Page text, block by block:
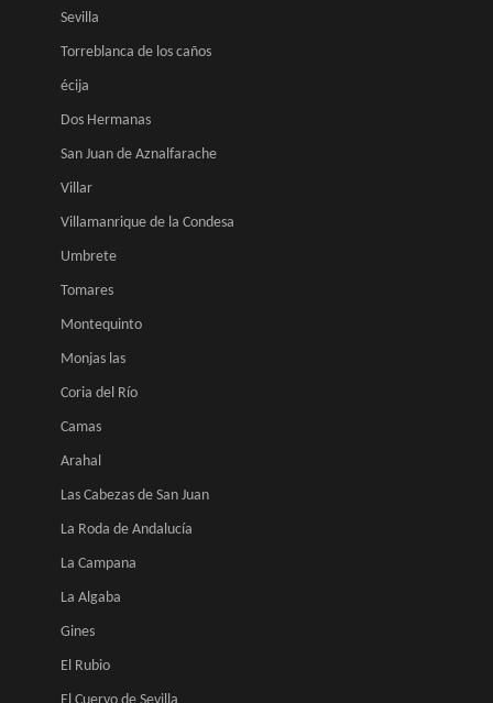
Sevilla
Torreblanca de los caños
écija
Dos Hermanas
San Juan de Aznalfarache
Villar
Villamanrique de la Condesa
Umbrete
Tomares
Montequinto
Monjas las
Coria del Río
Camas
Arahal
Las Cabezas de San Juan
La Roda de Andalucía
La Campana
La Algaba
Gines
El Rubio